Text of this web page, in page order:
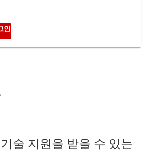
술 지원을 받을 수 있는